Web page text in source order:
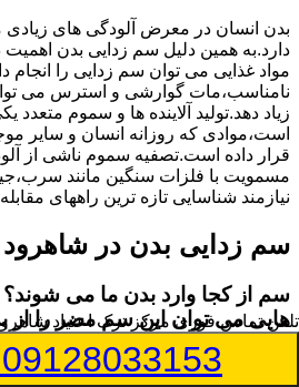
بدن انسان در معرض آلودگی های زیادی
دارد.به همین دلیل سم زدایی بدن
مواد غذایی می توان سم زدایی را انجام
نامناسب،مات گوارشی و استرس می
زیاد دهد.تولید آلاینده ها و سموم
است،موادی که روزانه انسان و سایر
قرار داده است.تصفیه سموم ناشی از
مسمویت با فلزات سنگین مانند
نیازمند شناسایی تازه ترین راههای
سم زدایی بدن در شاهرود
سم از کجا وارد بدن ما می
هایی می توان این سم مضر را از
بطور کلی سم موجود در بدن به دو
تلفن تماس فوریمرکز ترک اعتیاد